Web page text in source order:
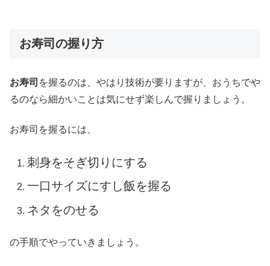
お寿司の握り方
お寿司 を握るのは、やはり技術が要りますが、おうちでや
るのなら細かいことは気にせず楽しんで握りましょう。
お寿司を握るには、
刺身をそぎ切りにする
一口サイズにすし飯を握る
ネタをのせる
の手順でやっていきましょう。